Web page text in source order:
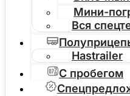
Мини-
Вся
Hastrailer
С пробегом